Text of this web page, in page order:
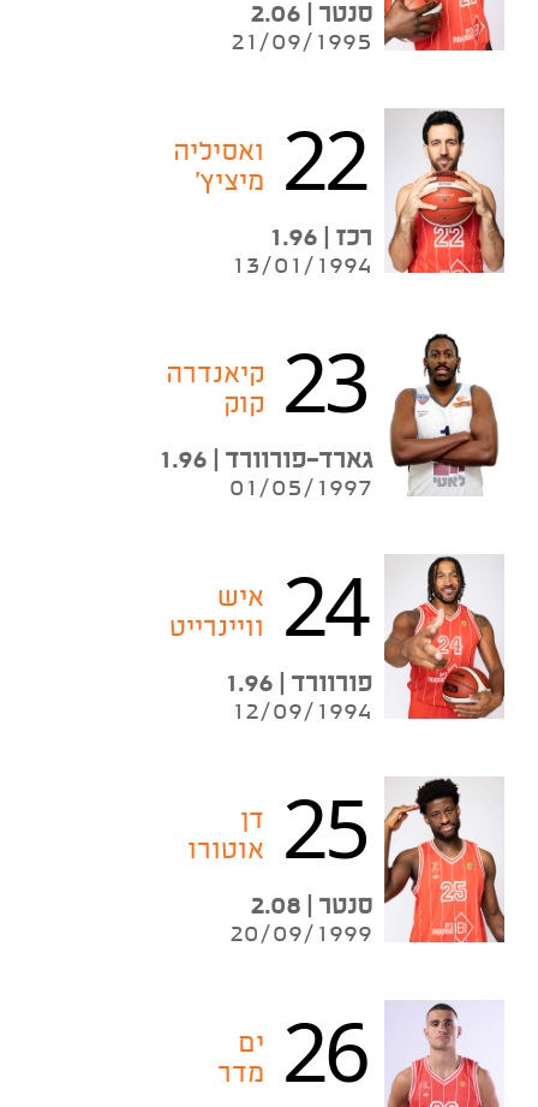
סנטר | 2.06
21/09/1995
22
ואסיליה
מיציץ'
רכז | 1.96
13/01/1994
23
קיאנדרה
קוק
גארד-פורוורד | 1.96
01/05/1997
24
איש
וויינרייט
פורוורד | 1.96
12/09/1994
25
דן
אוטורו
סנטר | 2.08
20/09/1999
26
ים
מדר